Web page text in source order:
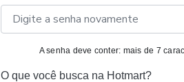
A senha deve conter: mais de 7
O que você busca na Hotmart?